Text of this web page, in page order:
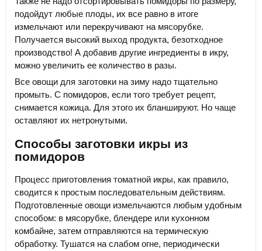
подойдут любые плоды, их все равно в итоге
измельчают или перекручивают на мясорубке.
Получается высокий выход продукта, безотходное
производство! А добавив другие ингредиенты в икру,
можно увеличить ее количество в разы.
Все овощи для заготовки на зиму надо тщательно
промыть. С помидоров, если того требует рецепт,
снимается кожица. Для этого их бланшируют. Но чаще
оставляют их нетронутыми.
Способы заготовки икры из
помидоров
Процесс приготовления томатной икры, как правило,
сводится к простым последовательным действиям.
Подготовленные овощи измельчаются любым удобным
способом: в мясорубке, блендере или кухонном
комбайне, затем отправляются на термическую
обработку. Тушатся на слабом огне, периодически